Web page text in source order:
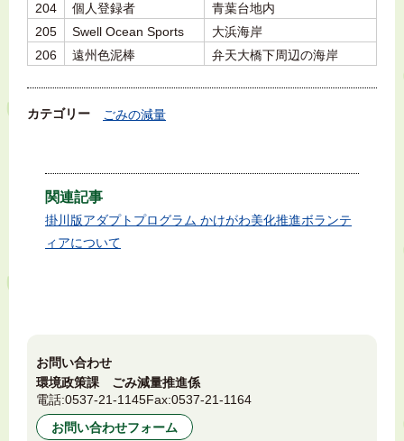
204 個人登録者
青葉台地内
205
Swell Ocean Sports
大浜海岸
206
遠州色泥棒 弁天大橋下周辺の海岸
カテゴリー ごみの減量
関連記事
掛川版アダプトプログラム かけがわ美化推進ボランテ
ィアについて
お問い合わせ
環境政策課 ごみ減量推進係
電話:0537-21-1145Fax:0537-21-1164
お問い合わせフォーム